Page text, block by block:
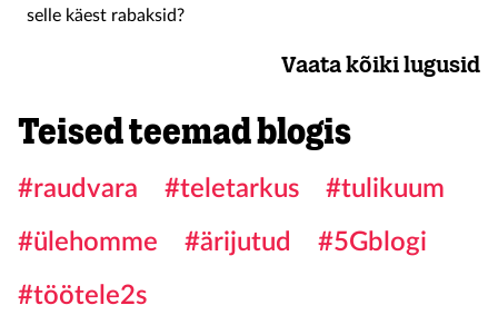
selle käest rabaksid?
Vaata kõiki lugusid
Teised teemad blogis
#raudvara #teletarkus
#tulikuum
#ülehomme
#ärijutud
#5Gblogi
#töötele2s